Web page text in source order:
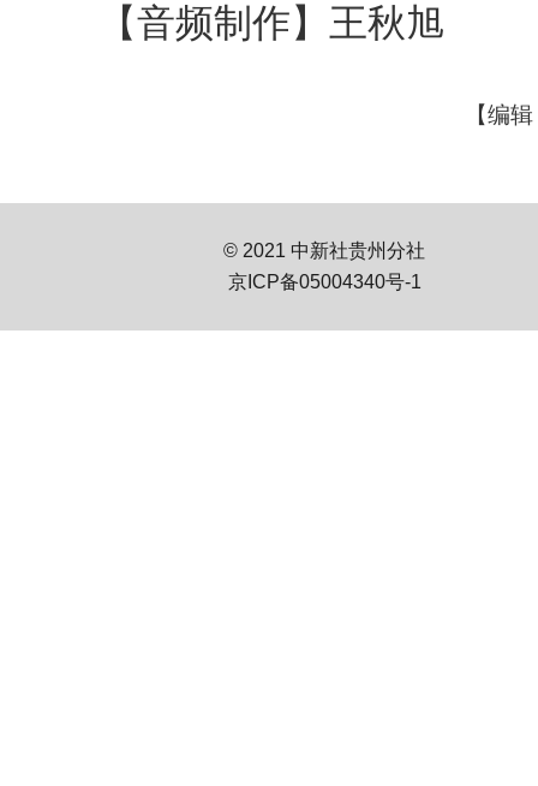
【音频制作】王秋旭
【编
© 2021 中新社贵州分社
京ICP备05004340号-1